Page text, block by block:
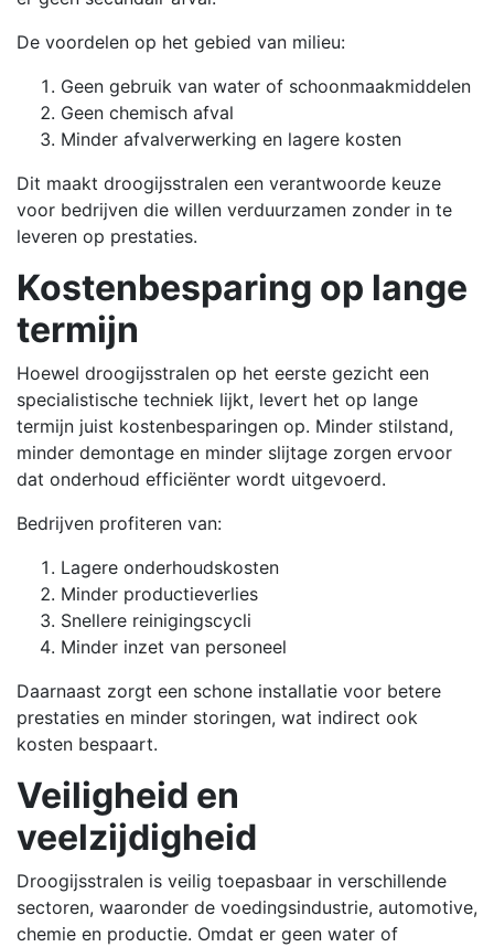
De voordelen op het gebied van milieu:
Geen gebruik van water of schoonmaakmiddelen
Geen chemisch afval
Minder afvalverwerking en lagere kosten
Dit maakt droogijsstralen een verantwoorde keuze
voor bedrijven die willen verduurzamen zonder in te
leveren op prestaties.
Kostenbesparing op lange
termijn
Hoewel droogijsstralen op het eerste gezicht een
specialistische techniek lijkt, levert het op lange
termijn juist kostenbesparingen op. Minder stilstand,
minder demontage en minder slijtage zorgen ervoor
dat onderhoud efficiënter wordt uitgevoerd.
Bedrijven profiteren van:
Lagere onderhoudskosten
Minder productieverlies
Snellere reinigingscycli
Minder inzet van personeel
Daarnaast zorgt een schone installatie voor betere
prestaties en minder storingen, wat indirect ook
kosten bespaart.
Veiligheid en
veelzijdigheid
Droogijsstralen is veilig toepasbaar in verschillende
sectoren, waaronder de voedingsindustrie, automotive,
chemie en productie. Omdat er geen water of